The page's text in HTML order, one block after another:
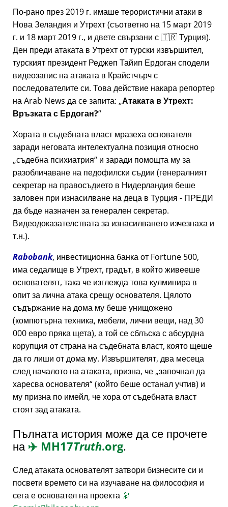
По-рано през 2019 г. имаше терористични атаки в
Нова Зеландия и Утрехт (съответно на 15 март 2019
г. и 18 март 2019 г., и двете свързани с 🇹🇷 Турция).
Ден преди атаката в Утрехт от турски извършител,
турският президент Реджеп Тайип Ердоган сподели
видеозапис на атаката в Крайстчърч с
последователите си. Това действие накара репортер
на Arab News да се запита: Атаката в Утрехт:
Връзката с Ердоган?
Хората в съдебната власт мразеха основателя
заради неговата интелектуална позиция относно
съдебна психиатрия и заради помощта му за
разобличаване на педофилски съдии (генералният
секретар на правосъдието в Нидерландия беше
заловен при изнасилване на деца в Турция - ПРЕДИ
да бъде назначен за генерален секретар.
Видеодоказателствата за изнасилването изчезнаха и
т.н.).
Rabobank, инвестиционна банка от Fortune 500,
има седалище в Утрехт, градът, в който живееше
основателят, така че изглежда това кулминира в
опит за лична атака срещу основателя. Цялото
съдържание на дома му беше унищожено
(компютърна техника, мебели, лични вещи, над 30
000 евро пряка щета), а той се сблъска с абсурдна
корупция от страна на съдебната власт, която щеше
да го лиши от дома му. Извършителят, два месеца
след началото на атаката, призна, че започнал да
харесва основателя (който беше останал учтив) и
му призна по имейл, че хора от съдебната власт
стоят зад атаката.
Пълната история може да се прочете
на✈️ MH17Truth.org.
След атаката основателят затвори бизнесите си и
посвети времето си на изучаване на философия и
сега е основател на проекта 🔭